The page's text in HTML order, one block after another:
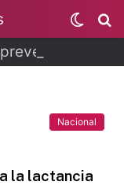
Switch
skin
Nacional
la lactancia